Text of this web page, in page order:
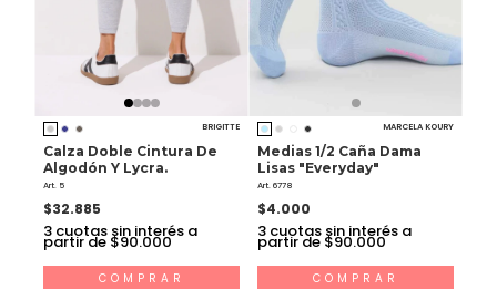
BRIGITTE
Calza Doble Cintura De
Algodón Y Lycra.
Art. 5
$32.885
3 cuotas sin interés a
partir de $90.000
COMPRAR
MARCELA KOURY
Medias 1/2 Caña Dama
Lisas "Everyday"
Art. 6778
$4.000
3 cuotas sin interés a
partir de $90.000
COMPRAR